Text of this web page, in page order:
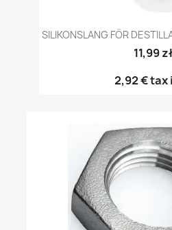
SILIKONSLANG FÖR
11,99
2,92 €tax